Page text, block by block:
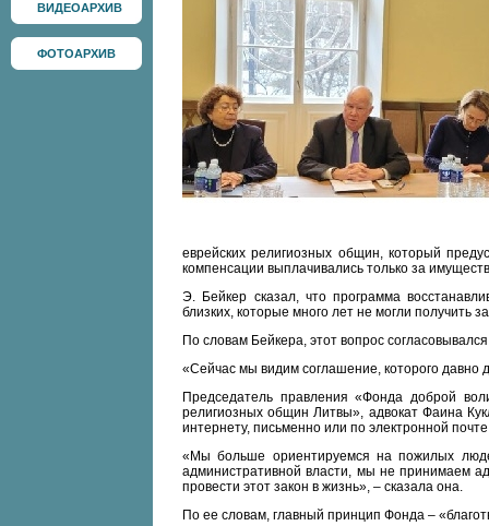
ВИДЕОАРХИВ
ФОТОАРХИВ
еврейских религиозных общин, который
компенсации выплачивались только за
Э. Бейкер сказал, что программа
близких, которые много лет не могли получить
По словам Бейкера, этот вопрос
«Сейчас мы видим соглашение, которого давно
Председатель правления «Фонда доброй
религиозных общин Литвы», адвокат Фаина
интернету, письменно или по электронной
«Мы больше ориентируемся на пожилых
административной власти, мы не принимаем
провести этот закон в жизнь», – сказала она.
По ее словам, главный принцип Фонда –